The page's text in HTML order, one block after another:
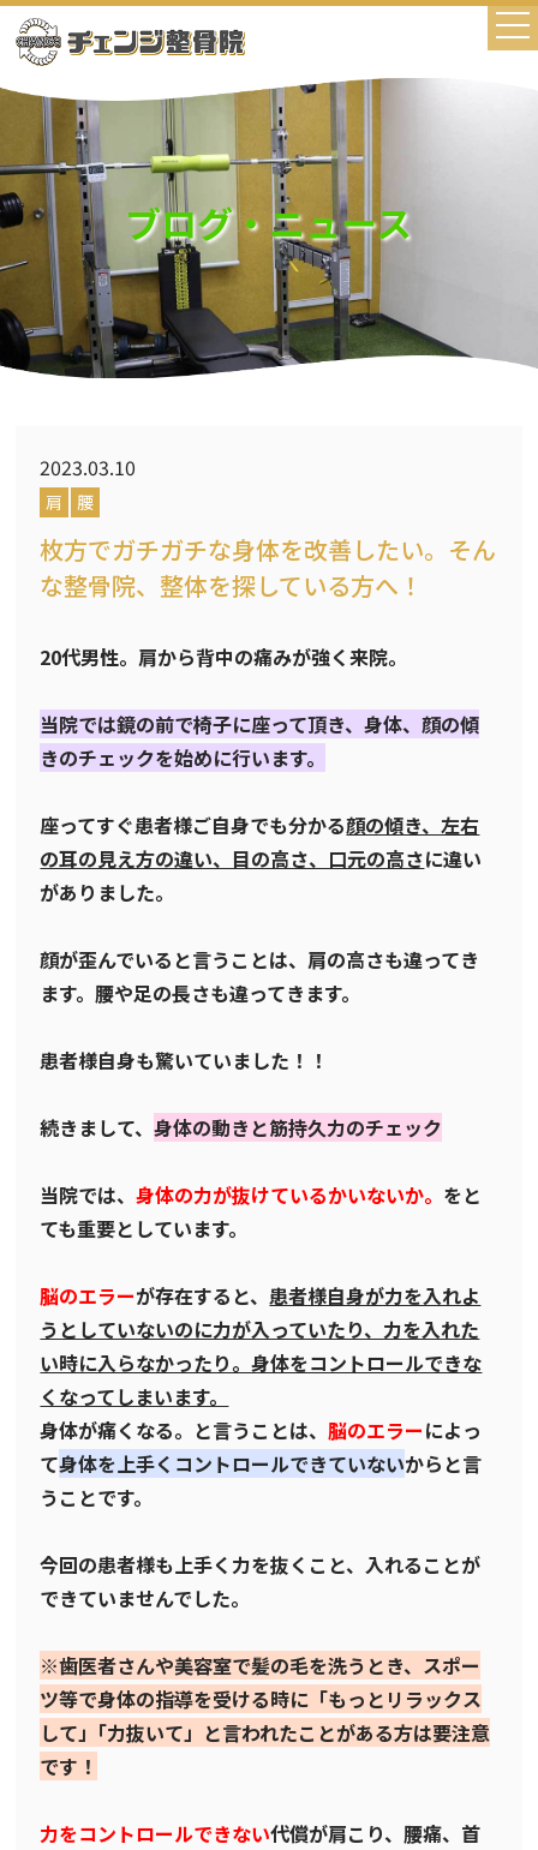
ブログ・ニュース
2023.03.10
肩 腰
枚方でガチガチな身体を改善したい。そん
な整骨院、整体を探している方へ！
20代男性。肩から背中の痛みが強く来院。
当院では鏡の前で椅子に座って頂き、身体、顔の傾
きのチェックを始めに行います。
座ってすぐ患者様ご自身でも分かる顔の傾き、左右
の耳の見え方の違い、目の高さ、口元の高さに違い
がありました。
顔が歪んでいると言うことは、肩の高さも違ってき
ます。腰や足の長さも違ってきます。
患者様自身も驚いていました！！
続きまして、身体の動きと筋持久力のチェック
当院では、身体の力が抜けているかいないか。 をと
ても重要としています。
脳のエラーが存在すると、患者様自身が力を入れよ
うとしていないのに力が入っていたり、力を入れた
い時に入らなかったり。身体をコントロールできな
くなってしまいます。
身体が痛くなる。と言うことは、脳のエラーによっ
て身体を上手くコントロールできていないからと言
うことです。
今回の患者様も上手く力を抜くこと、入れることが
できていませんでした。
※歯医者さんや美容室で髪の毛を洗うとき、スポー
ツ等で身体の指導を受ける時に「もっとリラックス
して」｢力抜いて」と言われたことがある方は要注意
です！
力をコントロールできない代償が肩こり、腰痛、首